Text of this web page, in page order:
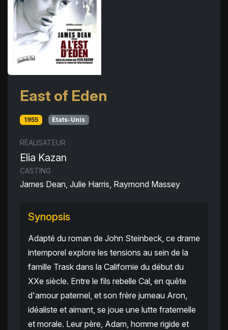
East of Eden
1955 États-Unis
RÉALISATEUR
Elia Kazan
CASTING
James Dean, Julie Harris, Raymond Massey
Synopsis
Adapté du roman de John Steinbeck, ce drame
intemporel explore les tensions au sein de la
famille Trask dans la Californie du début du
XXe siècle. Entre le fils rebelle Cal, en quête
d'amour paternel, et son frère jumeau Aron,
idéaliste et aimant, se joue une lutte fraternelle
et morale. Leur père, Adam, homme rigide et